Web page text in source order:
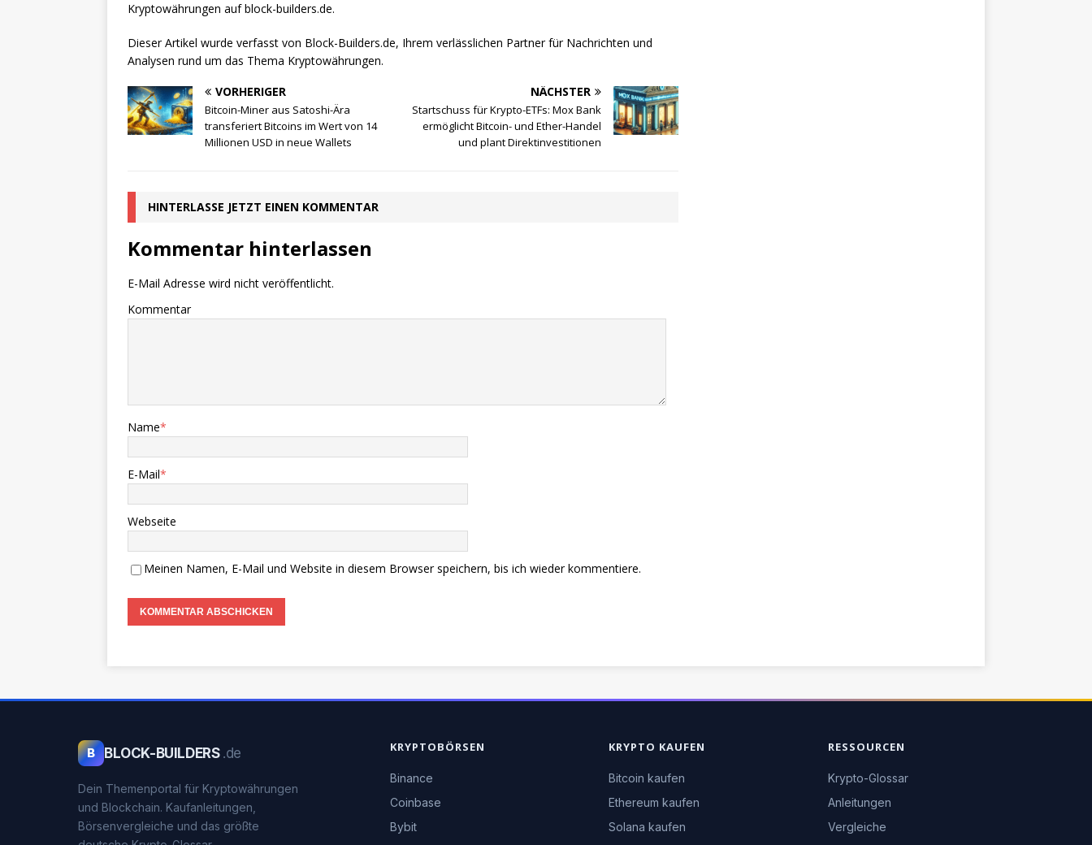
Kryptowährungen auf block-builders.de.
Dieser Artikel wurde verfasst von Block-Builders.de, Ihrem verlässlichen Partner für Nachrichten und
Analysen rund um das Thema Kryptowährungen.
VORHERIGER
Bitcoin-Miner aus Satoshi-Ära
transferiert Bitcoins im Wert von 14
Millionen USD in neue Wallets
NÄCHSTER
Startschuss für Krypto-ETFs: Mox Bank
ermöglicht Bitcoin- und Ether-Handel
und plant Direktinvestitionen
HINTERLASSE JETZT EINEN KOMMENTAR
Kommentar hinterlassen
E-Mail Adresse wird nicht veröffentlicht.
Kommentar
Name*
E-Mail*
Webseite
Meinen Namen, E-Mail und Website in diesem Browser speichern, bis ich wieder kommentiere.
B BLOCK-BUILDERS .de
Dein Themenportal für Kryptowährungen
und Blockchain. Kaufanleitungen,
Börsenvergleiche und das größte
KRYPTOBÖRSEN
Binance
Coinbase
Bybit
KRYPTO KAUFEN
Bitcoin kaufen
Ethereum kaufen
Solana kaufen
RESSOURCEN
Krypto-Glossar
Anleitungen
Vergleiche